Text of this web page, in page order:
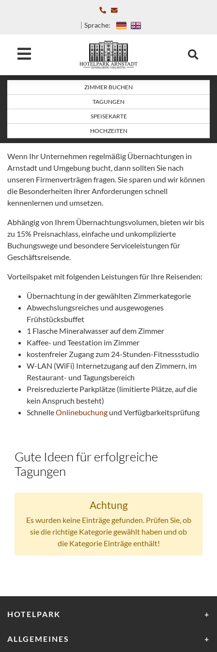
Sprache:
ZIMMER BUCHEN
TAGUNGEN
SPEISEKARTE
HOCHZEITEN
Wenn Ihr Unternehmen regelmäßig Übernachtungen in
Arnstadt und Umgebung bucht, dann sollten Sie nach
unseren Firmenverträgen fragen. Sie sparen und wir können
die Besonderheiten Ihrer Anforderungen schnell
kennenlernen und umsetzen.
Abhängig von Ihrem Übernachtungsvolumen, bieten wir bis
zu 15% Preisnachlass, einfache und unkomplizierte
Buchungswege und besondere Serviceleistungen für
Geschäftsreisende.
Vorteilspaket mit folgenden Leistungen für Ihre Reisenden:
Übernachtung in der gewählten Zimmerkategorie
Abwechslungsreiches und ausgewogenes
Frühstücksbuffet
1 Flasche Mineralwasser auf dem Zimmer
Kaffee- und Teestation im Zimmer
kostenfreier Zugang zum 24-Stunden-Fitnessstudio
W-LAN (WiFi) Internetzugang auf den Zimmern, im
Restaurant- und Tagungsbereich
Preisreduzierte Parkplätze (limitierte Plätze, auf die
kein Anspruch besteht)
SchnelleOnlinebuchung und Verfügbarkeitsprüfung
Gute Ideen für erfolgreiche
Tagungen
Achtung
Es wurden keine Einträge gefunden. Prüfen Sie, ob
sie die richtige Kategorie gewählt haben und ob
die Kategorie Einträge enthält!
HOTELPARK
ALLGEMEINES